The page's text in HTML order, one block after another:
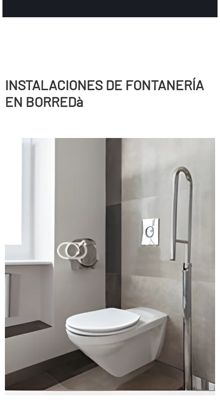
INSTALACIONES DE FONTANERÍ­A
EN BORREDà